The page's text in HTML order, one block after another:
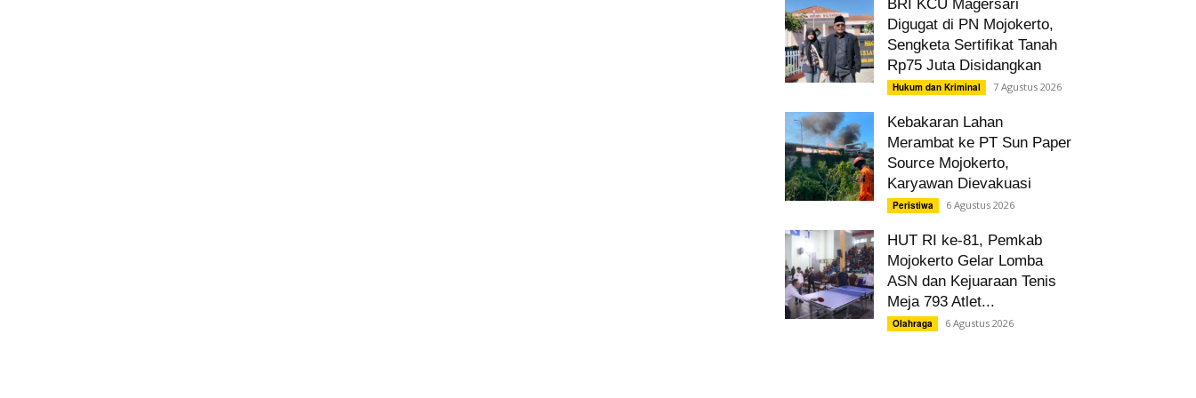
BRI KCU Magersari
Digugat di PN Mojokerto,
Sengketa Sertifikat Tanah
Rp75 Juta Disidangkan
Hukum dan Kriminal 7 Agustus 2026
Kebakaran Lahan
Merambat ke PT Sun Paper
Source Mojokerto,
Karyawan Dievakuasi
Peristiwa 6 Agustus 2026
HUT RI ke-81, Pemkab
Mojokerto Gelar Lomba
ASN dan Kejuaraan Tenis
Meja 793 Atlet...
Olahraga 6 Agustus 2026